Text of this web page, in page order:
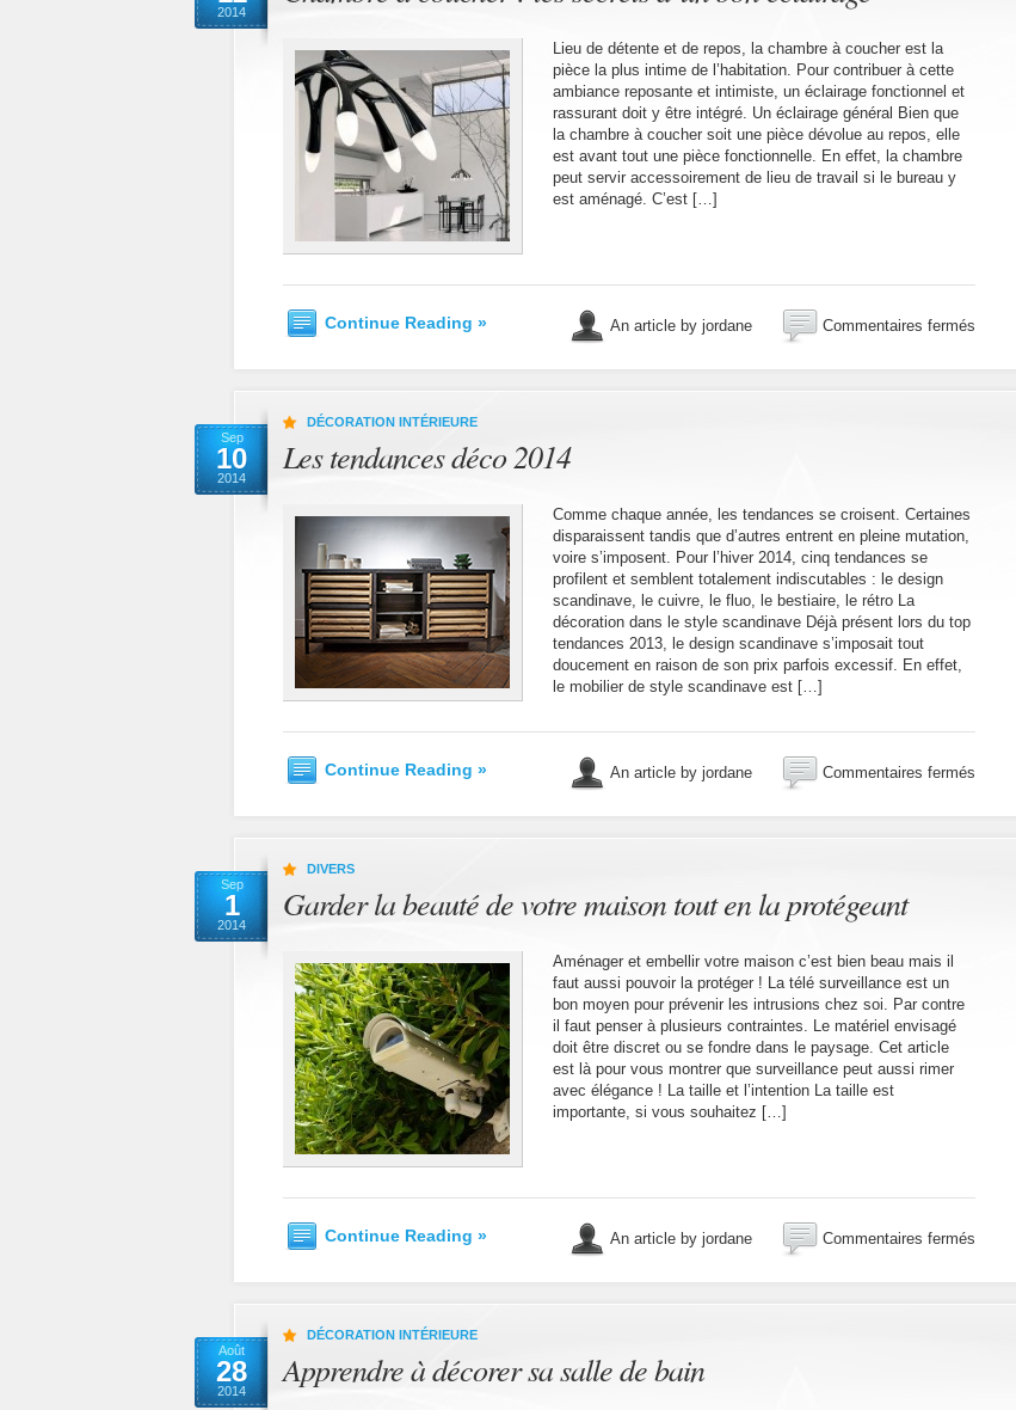
2014
Lieu de détente et de repos, la chambre à coucher est la
pièce la plus intime de l’habitation. Pour contribuer à cette
ambiance reposante et intimiste, un éclairage fonctionnel et
rassurant doit y être intégré. Un éclairage général Bien que
la chambre à coucher soit une pièce dévolue au repos, elle
est avant tout une pièce fonctionnelle. En effet, la chambre
peut servir accessoirement de lieu de travail si le bureau y
est aménagé. C’est […]
Continue Reading » An article by jordane Commentaires fermés
Sep
10
2014
DÉCORATION INTÉRIEURE
Les tendances déco 2014
Comme chaque année, les tendances se croisent. Certaines
disparaissent tandis que d’autres entrent en pleine mutation,
voire s’imposent. Pour l’hiver 2014, cinq tendances se
profilent et semblent totalement indiscutables : le design
scandinave, le cuivre, le fluo, le bestiaire, le rétro La
décoration dans le style scandinave Déjà présent lors du top
tendances 2013, le design scandinave s’imposait tout
doucement en raison de son prix parfois excessif. En effet,
le mobilier de style scandinave est […]
Continue Reading » An article by jordane Commentaires fermés
Sep
1
2014
DIVERS
Garder la beauté de votre maison tout en la protégeant
Aménager et embellir votre maison c’est bien beau mais il
faut aussi pouvoir la protéger ! La télé surveillance est un
bon moyen pour prévenir les intrusions chez soi. Par contre
il faut penser à plusieurs contraintes. Le matériel envisagé
doit être discret ou se fondre dans le paysage. Cet article
est là pour vous montrer que surveillance peut aussi rimer
avec élégance ! La taille et l’intention La taille est
importante, si vous souhaitez […]
Continue Reading » An article by jordane Commentaires fermés
Août
28
2014
DÉCORATION INTÉRIEURE
Apprendre à décorer sa salle de bain